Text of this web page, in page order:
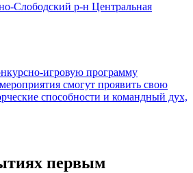
Слободский р-н Центральная
игровую программу
смогут проявить свою
способности и командный дух,
первым